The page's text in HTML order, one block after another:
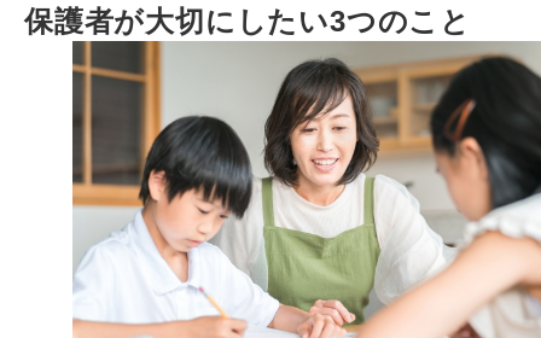
保護者が大切にしたい3つのこと